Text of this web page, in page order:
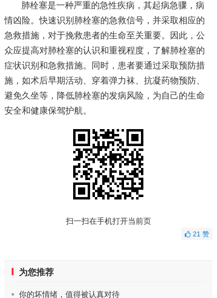
肺栓塞是一种严重的急性疾病，其起病急骤，病
情凶险。快速识别肺栓塞的急救信号，并采取相应的
急救措施，对于挽救患者的生命至关重要。因此，公
众应提高对肺栓塞的认识和重视程度，了解肺栓塞的
症状识别和急救措施。同时，患者要通过采取预防措
施，如术后早期活动、穿着弹力袜、抗凝药物预防、
避免久坐等，降低肺栓塞的发病风险，为自己的生命
安全和健康保驾护航。
扫一扫在手机打开当前页
21赞
为您推荐
你的坏情绪，值得被认真对待